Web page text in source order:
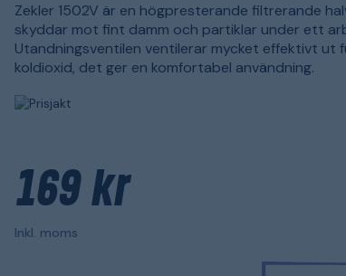
Zekler 1502V är en högpresterande filtrerande
skyddar mot fint damm och partiklar under ett
Utandningsventilen ventilerar mycket effektivt ut
koldioxid, det ger en komfortabel användning.
169 kr
Inkl. moms